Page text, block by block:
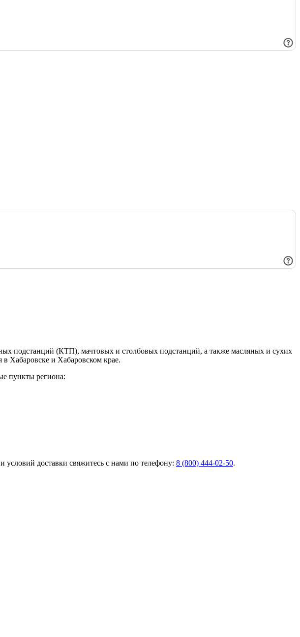
подстанций (КТП), мачтовых и столбовых подстанций, а также масляных и сухих
Хабаровске и Хабаровском крае.
пункты региона:
условий доставки свяжитесь с нами по телефону: 8 (800) 444‑02‑50.